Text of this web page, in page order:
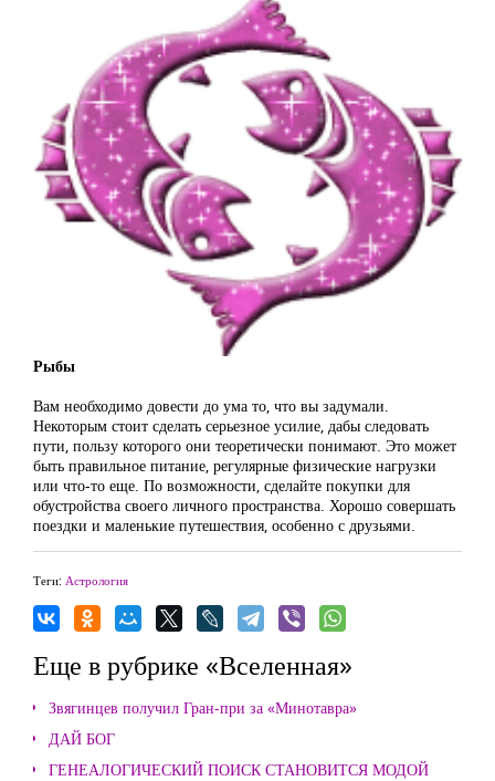
Рыбы
Вам необходимо довести до ума то, что вы задумали.
Некоторым стоит сделать серьезное усилие, дабы следовать
пути, пользу которого они теоретически понимают. Это может
быть правильное питание, регулярные физические нагрузки
или что-то еще. По возможности, сделайте покупки для
обустройства своего личного пространства. Хорошо совершать
поездки и маленькие путешествия, особенно с друзьями.
Теги: Астрология
Еще в рубрике «Вселенная»
Звягинцев получил Гран-при за «Минотавра»
ДАЙ БОГ
ГЕНЕАЛОГИЧЕСКИЙ ПОИСК СТАНОВИТСЯ МОДОЙ